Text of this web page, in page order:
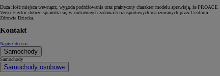
Duża ilość miejsca wewnątrz, wygoda podróżowania oraz praktyczny charakter modelu sprawiają, że PROACE
Verso Electric dobrze sprawdza się w codziennych zadaniach transportowych realizowanych przez Centrum
Zdrowia Dziecka.
Kontakt
Napisz do nas
Samochody
Samochody
Samochody osobowe